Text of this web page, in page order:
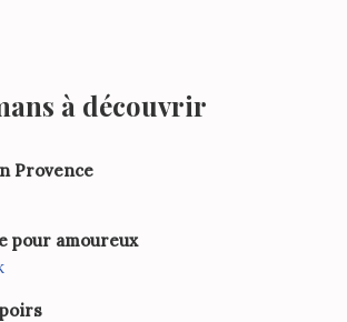
à découvrir
Provence
pour amoureux